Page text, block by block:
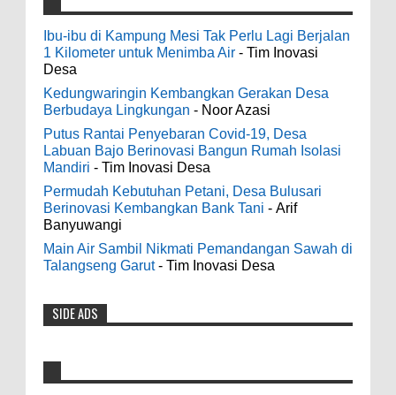
4000 Petani Hutan Blora Bakal Digelontor
Bantuan CSR Jumbo dan Bibit Ternak Gratis
0 8-4-2026
Indonesia Ceria Run Diharapkan Bawa
Dampak Positif Bagi Olah Raga dan
Ekonomi Blora
0 8-2-2026
Dari SILPA 90 Miliar Hingga Masalah Air
Bersih Bupati Blora Beberkan Solusi di
Paripurna DPRD
7-28-2026
Diresmikan Serentak Oleh Presiden
0 5-16-2026
galateapacino:
3-6-2022
Men's Black Titanium Wedding Band -
The Ottawa SenatorsThe Men's Black titanium i
phone case Titanium Wedding Band is the
world's first dedicated wedding band how strong
is titanium for Wo...
3-4-2022
Casino - DrmcdCasino is 부산광역 출
장안마 open and excited 고양 출장샵 to welcome
you back 의정부 출장샵 to a 제주도 출장마사지
of slots, table games 제주 출장안마 and video
poker! Cas...
Ibu-ibu di Kampung Mesi Tak Perlu Lagi Berjalan
1 Kilometer untuk Menimba Air - Tim Inovasi
Desa
Kedungwaringin Kembangkan Gerakan Desa
Berbudaya Lingkungan - Noor Azasi
Putus Rantai Penyebaran Covid-19, Desa
Labuan Bajo Berinovasi Bangun Rumah Isolasi
Mandiri - Tim Inovasi Desa
Permudah Kebutuhan Petani, Desa Bulusari
Berinovasi Kembangkan Bank Tani - Arif
Banyuwangi
Main Air Sambil Nikmati Pemandangan Sawah di
Talangseng Garut- Tim Inovasi Desa
SIDE ADS